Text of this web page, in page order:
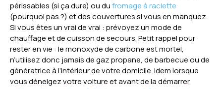
périssables (si ça dure) ou dufromage à raclette
(pourquoi pas ?) et des couvertures si vous en manquez.
Si vous êtes un vrai de vrai : prévoyez un mode de
chauffage et de cuisson de secours. Petit rappel pour
rester en vie : le monoxyde de carbone est mortel,
n’utilisez donc jamais de gaz propane, de barbecue ou de
génératrice à l’intérieur de votre domicile. Idem lorsque
vous déneigez votre voiture et avant de la démarrer,